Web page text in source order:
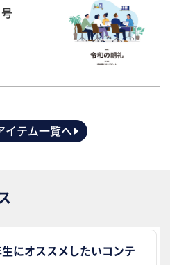
イテム一覧へ
にオススメしたいコンテ